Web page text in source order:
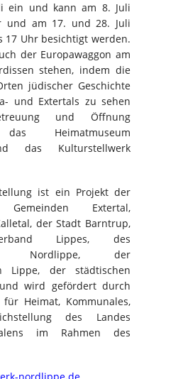
ein und kann am 8. Juli
und am 17. und 28. Juli
17 Uhr besichtigt werden.
der Europawaggon am
stehen, indem die
jüdischer Geschichte
und Extertals zu sehen
und Öffnung
Heimatmuseum
das Kulturstellwerk
ist ein Projekt der
Gemeinden Extertal,
der Stadt Barntrup,
Lippes, des
Nordlippe, der
Lippe, der städtischen
wird gefördert durch
Heimat, Kommunales,
des Landes
im Rahmen des